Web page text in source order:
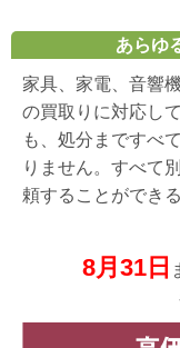
あらゆ
家具、家電、音響
の買取りに対応し
も、処分まですべ
りません。すべて
頼することができ
8月31日